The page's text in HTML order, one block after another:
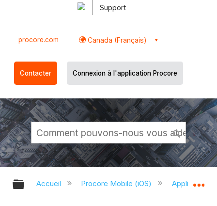
Support
procore.com Canada (Français)
Contacter Connexion à l'application Procore
Développer/réduire la hiérarchie
Accueil Procore Mobile (iOS) Application